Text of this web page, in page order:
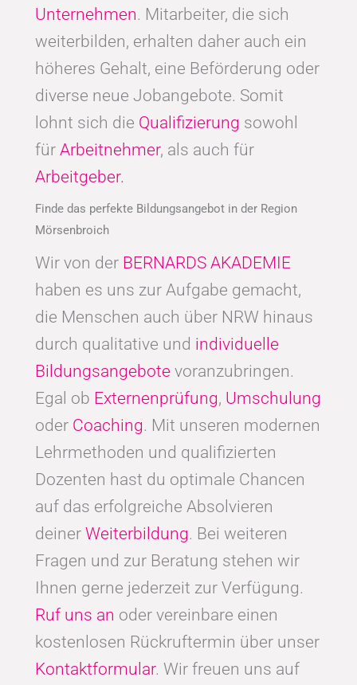
Unternehmen. Mitarbeiter, die sich
weiterbilden, erhalten daher auch ein
höheres Gehalt, eine Beförderung oder
diverse neue Jobangebote. Somit
lohnt sich die Qualifizierung sowohl
für Arbeitnehmer, als auch für
Arbeitgeber.
Finde das perfekte Bildungsangebot in der Region
Mörsenbroich
Wir von der BERNARDS AKADEMIE
haben es uns zur Aufgabe gemacht,
die Menschen auch über NRW hinaus
durch qualitative und individuelle
Bildungsangebote voranzubringen.
Egal ob Externenprüfung, Umschulung
oder Coaching. Mit unseren modernen
Lehrmethoden und qualifizierten
Dozenten hast du optimale Chancen
auf das erfolgreiche Absolvieren
deiner Weiterbildung. Bei weiteren
Fragen und zur Beratung stehen wir
Ihnen gerne jederzeit zur Verfügung.
Ruf uns an oder vereinbare einen
kostenlosen Rückruftermin über unser
Kontaktformular. Wir freuen uns auf